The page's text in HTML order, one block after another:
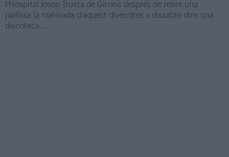
l'Hospital Josep Trueta de Girona després de rebre una
pallissa la matinada d'aquest divendres a dissabte dins una
discoteca ...